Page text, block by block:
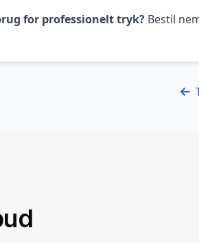
for professionelt tryk? Bestil